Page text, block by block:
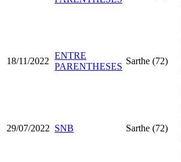
18/11/2022
ENTRE
PARENTHESES
Sarthe (72)
29/07/2022 SNB Sarthe (72)